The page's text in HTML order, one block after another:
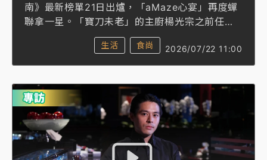
南》最新榜單21日出爐，「aMaze心宴」再度蟬
聯拿一星。「寶刀未老」的主廚楊光宗之前任職
亞都麗緻大飯店天香樓27年，不僅退休後再復
出，「aMaze心宴」僅開幕1年，在2025《台灣
米其林指南》頒獎典禮一次拿走米其林一星、年
他，人生經歷相當豐富，泡沫紅茶店、開卡車、
工廠他都做過「哪裡有錢就去哪裡賺」，直到32
歲那年，發現「料理」才是他的最愛。
2026/07/22 11:00
生活 食尚